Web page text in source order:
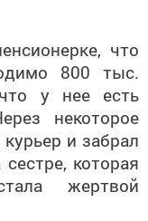
что
800 тыс.
у нее есть
некоторое
и забрал
которая
жертвой